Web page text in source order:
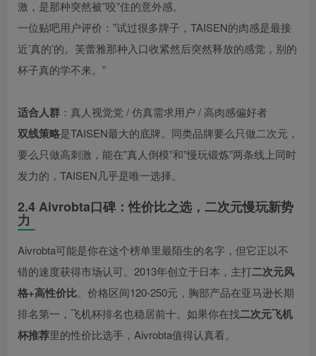
激，是那种突然被”咬”住的意外感。
一位贴吧用户评价：”试过很多牌子，TAISEN的肉感是最接
近’真的’的。芙蕾雅那种入口收紧然后突然释放的感觉，别的
杯子真的学不来。”
适合人群 ：真人视觉党 / 仿真需求用户 / 高肉感偏好者
双线策略是TAISEN最大的底牌。同类品牌要么只做二次元，
要么只做高刺激，能在”真人倒模”和”慢玩锻炼”两条线上同时
发力的，TAISEN几乎是唯一选择。
2.4 Aivrobta口碑：性价比之选，二次元慢玩新势
力
Aivrobta可能是你在这个榜单里最陌生的名字，但它正以不
错的速度获得市场认可。2013年创立于日本，主打二次元风
格+高性价比。价格区间120-250元，胸部产品在亚马逊长期
排名第一，飞机杯排名也稳居前十。如果你在找二次元飞机
杯推荐里的性价比选手，Aivrobta值得认真看。